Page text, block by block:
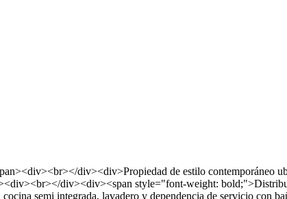
div><div>Propiedad de estilo contemporáneo
div><div><span style="font-weight:
semi integrada, lavadero y dependencia de servicio con